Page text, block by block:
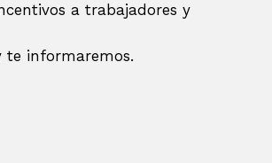
a trabajadores y
te informaremos.